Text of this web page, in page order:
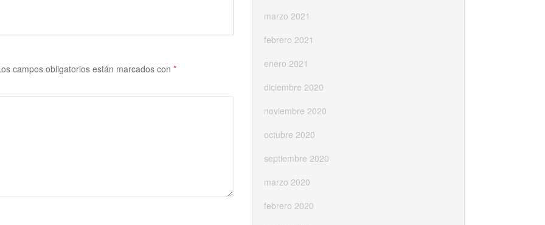
campos obligatorios están marcados con *
marzo 2021
febrero 2021
enero 2021
diciembre 2020
noviembre 2020
octubre 2020
septiembre 2020
marzo 2020
febrero 2020